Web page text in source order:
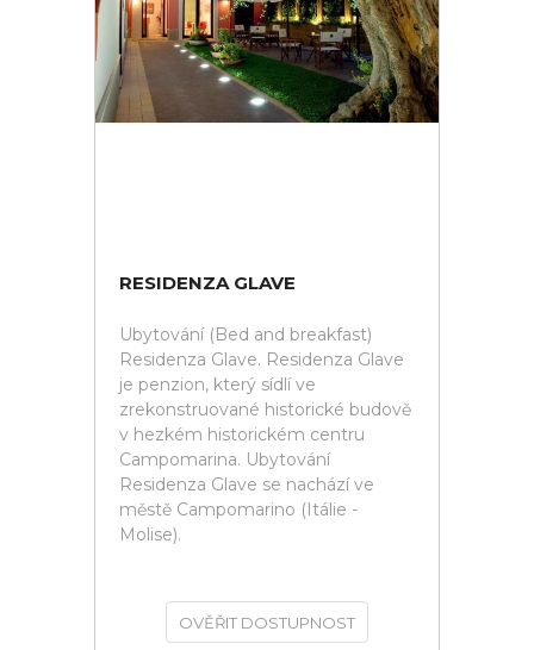
RESIDENZA GLAVE
Ubytování (Bed and breakfast)
Residenza Glave. Residenza Glave
je penzion, který sídlí ve
zrekonstruované historické budově
v hezkém historickém centru
Campomarina. Ubytování
Residenza Glave se nachází ve
městě Campomarino (Itálie -
Molise).
OVĚŘIT DOSTUPNOST